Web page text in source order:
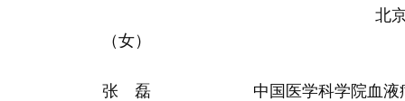
（女）
北
张 磊 中国医学科学院血